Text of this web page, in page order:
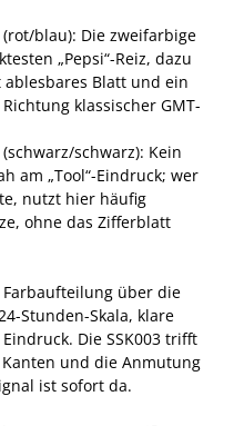
(rot/blau): Die zweifarbige
„Pepsi“-Reiz, dazu
Blatt und ein
klassischer GMT-
(schwarz/schwarz): Kein
am „Tool“-Eindruck; wer
nutzt hier häufig
ohne das Zifferblatt
über die
Stunden-Skala, klare
Die SSK003 trifft
und die Anmutung
ist sofort da.